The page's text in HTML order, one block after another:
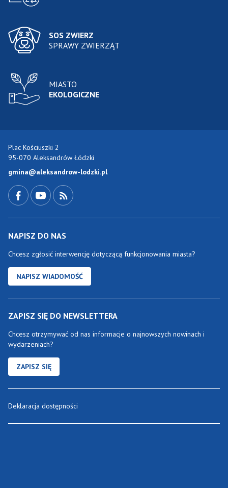
SOS ZWIERZ
SPRAWY ZWIERZĄT
MIASTO
EKOLOGICZNE
Plac Kościuszki 2
95-070 Aleksandrów Łódzki
gmina@aleksandrow-lodzki.pl
NAPISZ DO NAS
Chcesz zgłosić interwencję dotyczącą funkcjonowania miasta?
NAPISZ WIADOMOŚĆ
ZAPISZ SIĘ DO NEWSLETTERA
Chcesz otrzymywać od nas informacje o najnowszych nowinach i
wydarzeniach?
ZAPISZ SIĘ
Deklaracja dostępności